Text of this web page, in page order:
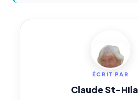
ÉCRIT PAR
Claude St-